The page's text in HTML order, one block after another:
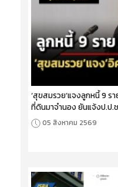
‘สุขสมรวย’แจงลูกหนี้ 9 ร
ที่ดินมาจำนอง ยันแจ้งป.ป.
05 สิงหาคม 2569